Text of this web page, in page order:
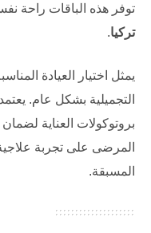
توفر هذه الباقات راحة
تركيا.
يمثل اختيار العيادة
التجميلية بشكل عام.
بروتوكولات العناية
المرضى على تجربة
المسبقة.